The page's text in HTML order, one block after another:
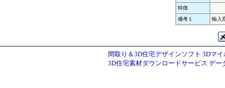
特徴
備考１
輸入
間取り＆3D住宅デザインソフト 3Dマ
3D住宅素材ダウンロードサービス デー